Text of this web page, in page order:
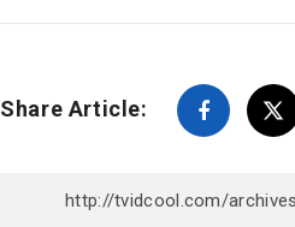
Share Article: